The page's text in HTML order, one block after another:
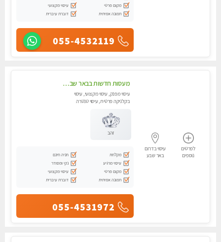
מקום פרטי
עיסוי מקצועי
תמונה אמיתית
דוברת עיברית
055-4532119
לפרטים
נוספים
עיסוי בדרום
באר שבע
מעסות חדשות בבאר שבע -כל סוגי העיסויים במקום הכי מושלם בעיר. בבאר שבע
עיסוי מפנק, עיסוי מקצועי, עיסוי
בקלניקה פרטית, עיסוי טנטרה
זהב
מקלחת
חניה חינם
עיסוי מרגיע
נקי ומסודר
מקום פרטי
עיסוי מקצועי
תמונה אמיתית
דוברת עיברית
055-4531972